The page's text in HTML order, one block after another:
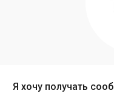
Я хочу получать